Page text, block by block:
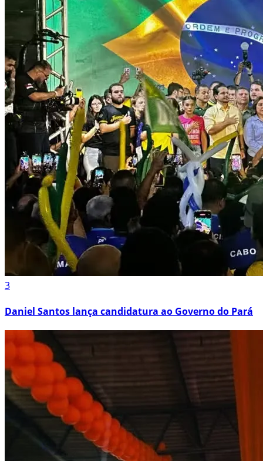
3
Daniel Santos lança candidatura ao Governo do Pará